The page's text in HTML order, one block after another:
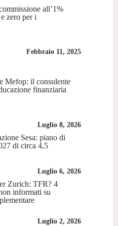
all’1%
zero per i
Febbraio 11, 2025
Mefop: il consulente
finanziaria
Luglio 8, 2026
Sesa: piano di
di circa 4,5
Luglio 6, 2026
Zurich: TFR? 4
informati su
Luglio 2, 2026